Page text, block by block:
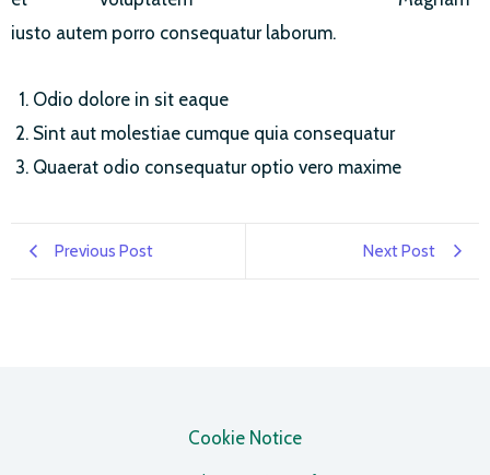
iusto autem porro consequatur laborum.
Odio dolore in sit eaque
Sint aut molestiae cumque quia consequatur
Quaerat odio consequatur optio vero maxime
Previous Post Next Post
Cookie Notice